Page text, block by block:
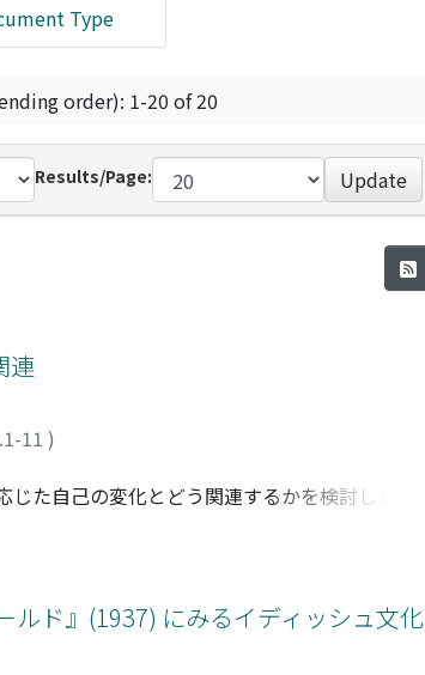
Type
order): 1-20 of 20
Results/Page: Update
連
11 )
た自己の変化とどう関連するかを検討した. 250
化程度, 変化動機, 変化意識を調べた(調査1). ま
ど高かった. 自尊感情の変動性は, 男性の場合,
において自然と自分が変化する者ほど不安定で
ルド』(1937) にみるイディッシュ文化